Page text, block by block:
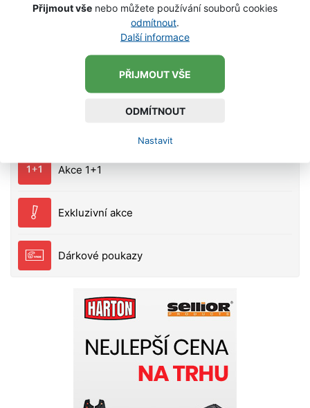
Přijmout vše nebo můžete používání souborů cookies
odmítnout
Další informace
PŘIJMOUT VŠE
ODMÍTNOUT
Nastavit
Akce 1+1
Exkluzivní akce
Dárkové poukazy
vyráběn ve dvou provedeních: na vrhání krmiva do
průměru 20 mm. Kobra má délku 95 cm. Díky nízké
hmotnosti (170g) a ergonomické pěnové rukojeti
vám nebudou dělat problém ani mnohočetně
opakováná nahazování.
VLOŽIT DO KOŠÍKU